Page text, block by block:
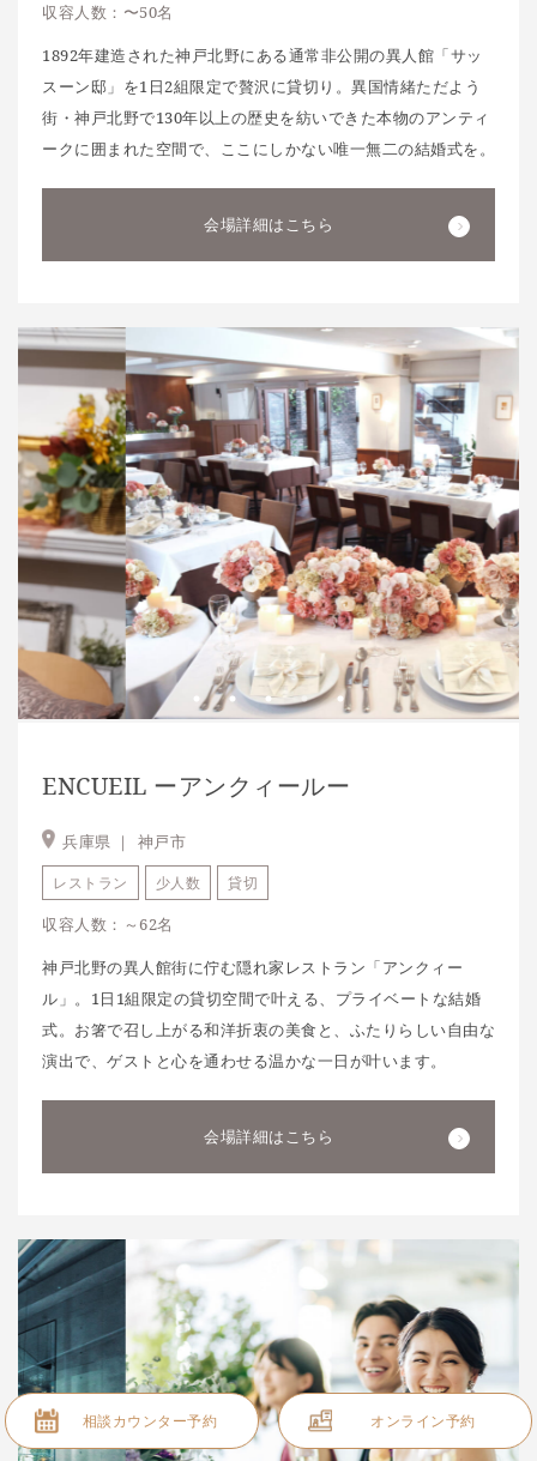
収容人数：〜50名
1892年建造された神戸北野にある通常非公開の異人館「サッ
スーン邸」を1日2組限定で贅沢に貸切り。異国情緒ただよう
街・神戸北野で130年以上の歴史を紡いできた本物のアンティ
ークに囲まれた空間で、ここにしかない唯一無二の結婚式を。
会場詳細はこちら
ENCUEIL ーアンクィールー
兵庫県 ｜ 神戸市
レストラン 少人数 貸切
収容人数：～62名
神戸北野の異人館街に佇む隠れ家レストラン「アンクィー
ル」。1日1組限定の貸切空間で叶える、プライベートな結婚
式。お箸で召し上がる和洋折衷の美食と、ふたりらしい自由な
演出で、ゲストと心を通わせる温かな一日が叶います。
会場詳細はこちら
相談カウンター予約 オンライン予約